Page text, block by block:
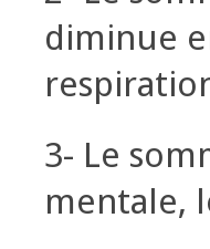
diminue
3- Le
mentale,